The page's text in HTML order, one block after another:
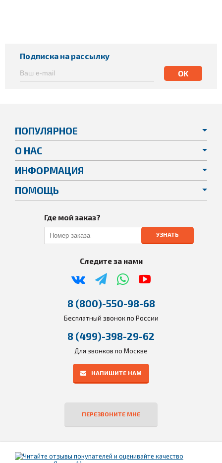
Подписка на рассылку
ПОПУЛЯРНОЕ
О НАС
ИНФОРМАЦИЯ
ПОМОЩЬ
Где мой заказ?
УЗНАТЬ
Следите за нами
8 (800)-550-98-68
Бесплатный звонок по России
8 (499)-398-29-62
Для звонков по Москве
НАПИШИТЕ НАМ
ПЕРЕЗВОНИТЕ МНЕ